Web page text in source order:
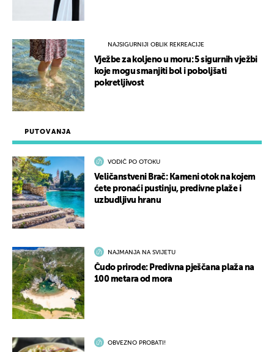
PUTOVANJA
VODIČ PO OTOKU
Veličanstveni Brač: Kameni otok na kojem
ćete pronaći pustinju, predivne plaže i
uzbudljivu hranu
NAJMANJA NA SVIJETU
Čudo prirode: Predivna pješčana plaža na
100 metara od mora
OBVEZNO PROBATI!
NAJSIGURNIJI OBLIK REKREACIJE
Vježbe za koljeno u moru: 5 sigurnih vježbi
koje mogu smanjiti bol i poboljšati
pokretljivost